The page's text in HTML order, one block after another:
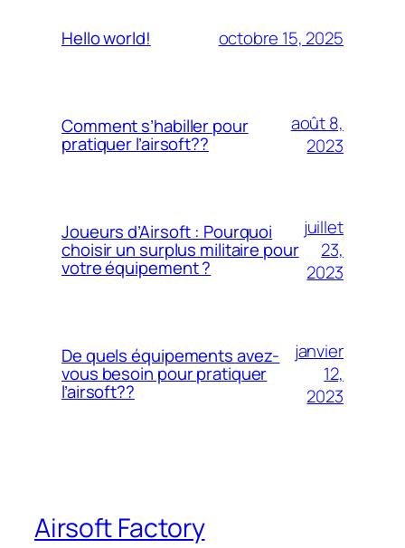
Hello world! octobre 15, 2025
Comment s’habiller pour
pratiquer l’airsoft??
août 8,
2023
Joueurs d’Airsoft : Pourquoi
choisir un surplus militaire pour
votre équipement ?
juillet
23,
2023
De quels équipements avez-
vous besoin pour pratiquer
l’airsoft??
janvier
12,
2023
Airsoft Factory